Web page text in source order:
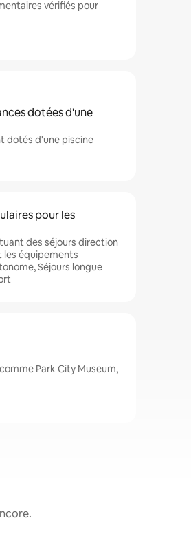
vérifiés pour
dotées d'une
dotés d'une piscine
pour les
des séjours direction
les équipements
Séjours longue
Park City Museum,